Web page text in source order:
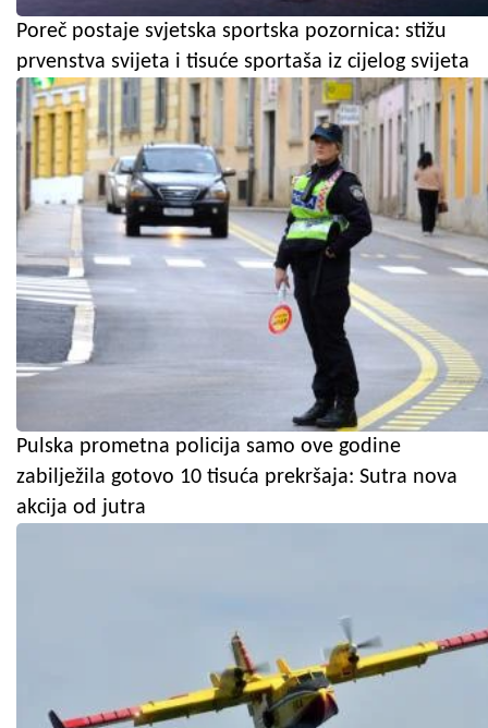
Poreč postaje svjetska sportska pozornica: stižu
prvenstva svijeta i tisuće sportaša iz cijelog svijeta
Pulska prometna policija samo ove godine
zabilježila gotovo 10 tisuća prekršaja: Sutra nova
akcija od jutra